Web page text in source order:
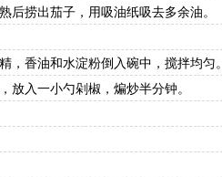
捞出茄子，用吸油纸吸去多余油。
香油和水淀粉倒入碗中，搅拌均匀。
入一小勺剁椒，煸炒半分钟。